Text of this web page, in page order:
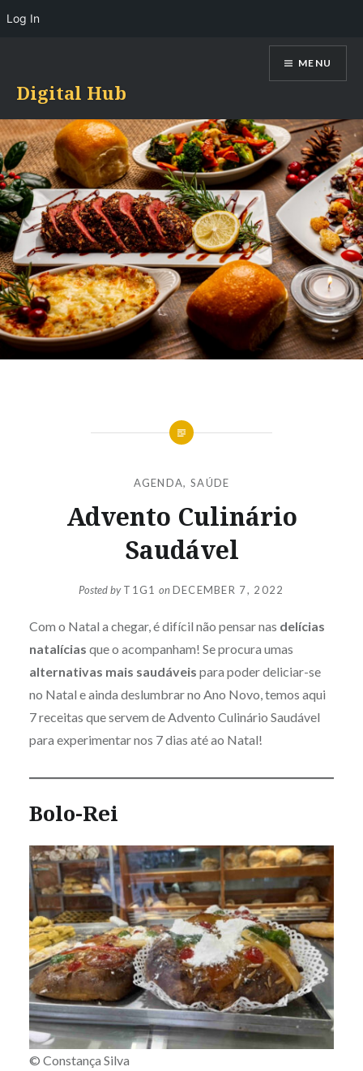
content
Digital Hub
MENU
AGENDA, SAÚDE
Advento Culinário
Saudável
Posted byT1G1 onDECEMBER 7, 2022
Com o Natal a chegar, é difícil não pensar nas delícias
natalícias que o acompanham! Se procura umas
alternativas mais saudáveis para poder deliciar-se
no Natal e ainda deslumbrar no Ano Novo, temos aqui
7 receitas que servem de Advento Culinário Saudável
para experimentar nos 7 dias até ao Natal!
Bolo-Rei
© Constança Silva
Log In